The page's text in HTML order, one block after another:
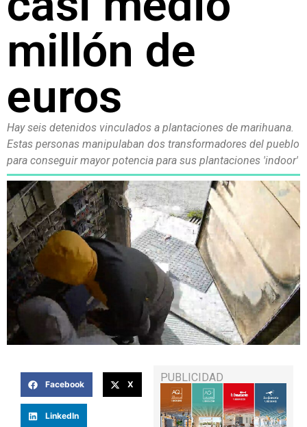
millón de
euros
Hay seis detenidos vinculados a plantaciones de marihuana.
Estas personas manipulaban dos transformadores del pueblo
para conseguir mayor potencia para sus plantaciones 'indoor'
Facebook X
LinkedIn
PUBLICIDAD